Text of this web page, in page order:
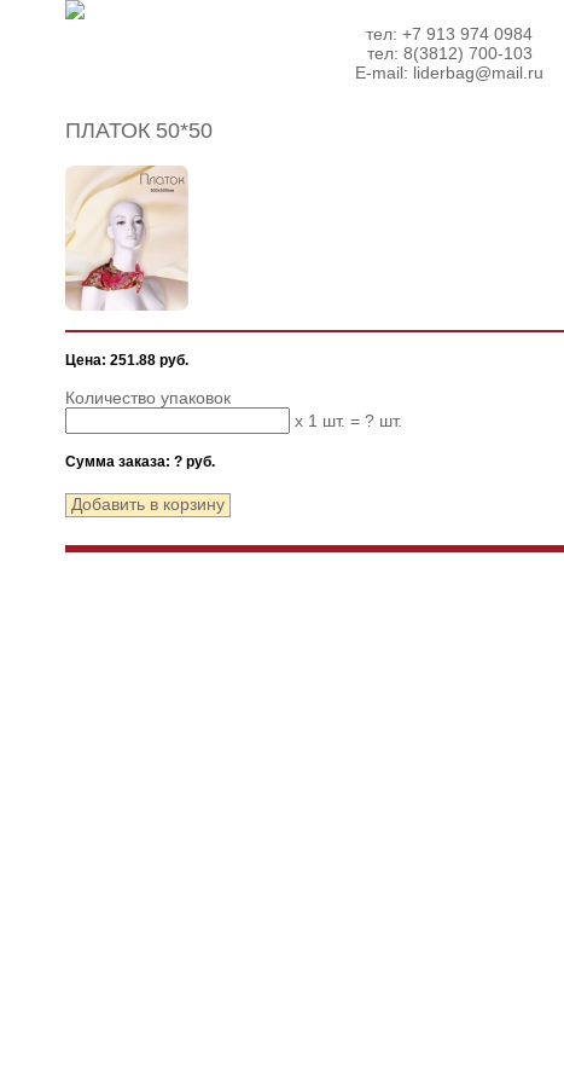
тел: +7 913 974 0984
тел: 8(3812) 700-103
E-mail: liderbag@mail.ru
ПЛАТОК 50*50
Цена: 251.88 руб.
Количество упаковок
x 1 шт. = ? шт.
Сумма заказа: ? руб.